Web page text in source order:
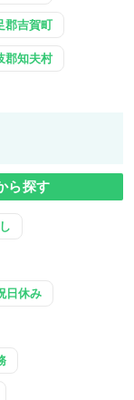
郡吉賀町
郡知夫村
ら探す
日休み